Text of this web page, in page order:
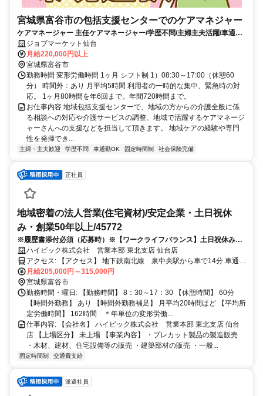
宮城県富谷市の包括支援センターでのケアマネジャー
ケアマネージャー 主任ケアマネージャー/学歴不問/主婦主夫活躍/車通勤
OK/富谷市/356
ジョブマーケット仙台
月給220,000円以上
宮城県富谷市
勤務時間 変形労働時間 1ヶ月 シフト制 1）08:30～17:00（休憩60
分） 時間外：あり 月平均5時間 利用者の一時的な集中、緊急時の対
応。 1ヶ月80時間を年6回まで。年間720時間まで。
お仕事内容 地域包括支援センターで、地域の方からの介護全般に係
る相談への対応や介護サービスの調整、地域で活躍するケアマネージ
ャーさんへの支援などを担当して頂きます。 地域ケアの経験や専門
性を発揮でき...
主婦・主夫歓迎 学歴不問 車通勤OK 固定時間制 社会保険完備
正社員
地域密着の法人営業(住宅資材)/安定企業・土日祝休
み・創業50年以上/45772
※履歴書添付必須（応募時）※【ワークライフバランス】土日祝休み＆
年間休日121日【未経験でも安心】OJTでイチから丁寧に育成【働きや
すい環境】残業月20時間程度＆福利厚生充実
ハイビック株式会社 営業本部 東北支店 仙台店
アクセス: 【アクセス】 地下鉄南北線 泉中央駅から車で14分 車通勤
OK！ 無料の駐車場完備 【補足】 車通勤OK,駐車場・駐輪場あり
月給205,000円～315,000円
宮城県富谷市
勤務時間・曜日: 【勤務時間】 8：30～17：30 【休憩時間】 60分
【時間外勤務】 あり 【時間外勤務補足】 月平均20時間ほど 【平均所
定労働時間】 162時間 ＊年単位の変形労働...
仕事内容: 【会社名】 ハイビック株式会社 営業本部 東北支店 仙台
店 【上場区分】 未上場 【事業内容】 ・プレカット製品の製造販売
・木材、建材、住宅設備等の販売 ・建築部材の販売 ・一般...
固定時間制 交通費支給
派遣社員